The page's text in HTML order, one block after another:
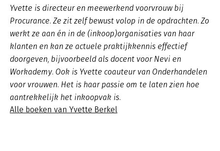
Yvette is directeur en meewerkend voorvrouw bij
Procurance. Ze zit zelf bewust volop in de opdrachten. Zo
werkt ze aan én in de (inkoop)organisaties van haar
klanten en kan ze actuele praktijkkennis effectief
doorgeven, bijvoorbeeld als docent voor Nevi en
Workademy. Ook is Yvette coauteur van Onderhandelen
voor vrouwen. Het is haar passie om te laten zien hoe
aantrekkelijk het inkoopvak is.
Alle boeken van Yvette Berkel